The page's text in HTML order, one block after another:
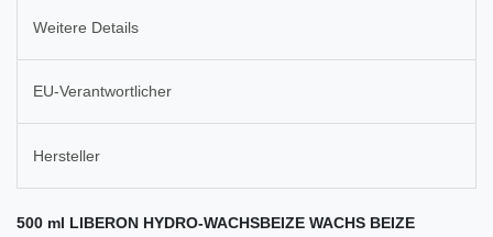
Weitere Details
EU-Verantwortlicher
Hersteller
500 ml LIBERON HYDRO-WACHSBEIZE WACHS BEIZE